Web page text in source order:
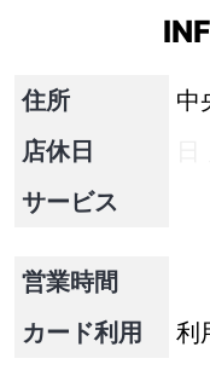
住所
中
店休日
サービス
営業時間
カード利用
利